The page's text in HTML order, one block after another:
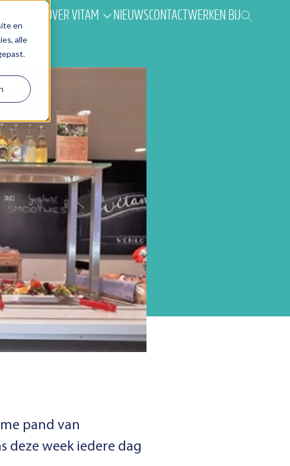
en
alle
OVER VITAM NIEUWSCONTACTWERKEN BIJ
pand van
deze week iedere dag